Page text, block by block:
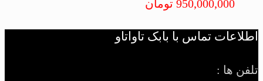
950,000,000 تومان
اطلاعات تماس با بابک تاواتاو
تلفن ها :